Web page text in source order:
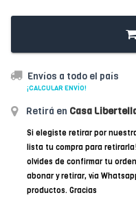
Envíos a todo el país
¡CALCULAR ENVÍO!
Retirá en Casa
Si elegiste retirar por
lista tu compra para
olvides de confirmar tu
abonar y retirar, vía
productos. Gracias